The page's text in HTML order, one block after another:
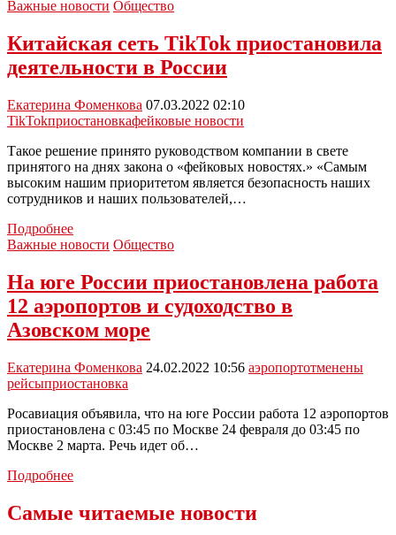
временно
смогут
перевестись
другие
организации
Важные новости Общество
Китайская сеть TikTok приостановила
деятельности в России
Екатерина Фоменкова 07.03.2022 02:10
TikTokприостановкафейковые новости
Такое решение принято руководством компании в свете
принятого на днях закона о «фейковых новостях.» «Самым
высоким нашим приоритетом является безопасность наших
сотрудников и наших пользователей,…
ПодробнееКитайская
сеть
приостановила
деятельности
в
Важные новости Общество
На юге России приостановлена работа
12 аэропортов и судоходство в
Азовском море
Екатерина Фоменкова 24.02.2022 10:56 аэропортотменены
рейсыприостановка
Росавиация объявила, что на юге России работа 12 аэропортов
приостановлена с 03:45 по Москве 24 февраля до 03:45 по
Москве 2 марта. Речь идет об…
ПодробнееНа
приостановлена
Самые читаемые новости